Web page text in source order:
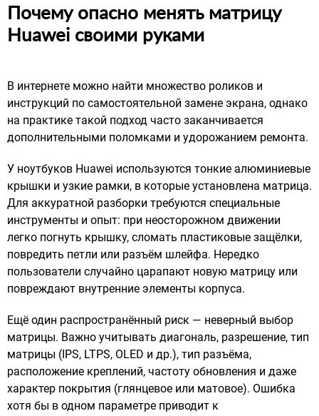
Почему опасно менять матрицу
Huawei своими руками
В интернете можно найти множество роликов и
инструкций по самостоятельной замене экрана, однако
на практике такой подход часто заканчивается
дополнительными поломками и удорожанием ремонта.
У ноутбуков Huawei используются тонкие алюминиевые
крышки и узкие рамки, в которые установлена матрица.
Для аккуратной разборки требуются специальные
инструменты и опыт: при неосторожном движении
легко погнуть крышку, сломать пластиковые защёлки,
повредить петли или разъём шлейфа. Нередко
пользователи случайно царапают новую матрицу или
повреждают внутренние элементы корпуса.
Ещё один распространённый риск — неверный выбор
матрицы. Важно учитывать диагональ, разрешение, тип
матрицы (IPS, LTPS, OLED и др.), тип разъёма,
расположение креплений, частоту обновления и даже
характер покрытия (глянцевое или матовое). Ошибка
хотя бы в одном параметре приводит к